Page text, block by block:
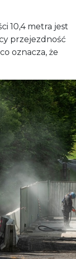
10,4 metra jest
przejezdność
oznacza, że